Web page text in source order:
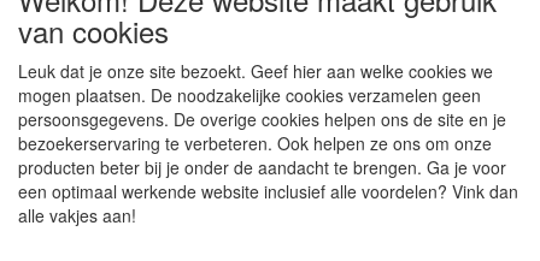
Geachte klant,
Zoals elk jaar zorgt de verlofperiode, naast een hoop
leveringsproblemen.
Sommige fabrikanten sluiten of werken met een
vakantiebezetting.
Bestellingen die vanaf +/- 15 juli geplaatst worden kunnen
hierdoor vertraging oplopen. Wanneer die voorradig is en alle
betalingsmodaliteiten zijn vervuld dan de bestelling verstuurd
worden. Indien deze nog terug moeten binnen komen dan is
van cookies
Leuk dat je onze site bezoekt. Geef hier aan welke cookies we
mogen plaatsen. De noodzakelijke cookies verzamelen geen
persoonsgegevens. De overige cookies helpen ons de site en je
bezoekerservaring te verbeteren. Ook helpen ze ons om onze
producten beter bij je onder de aandacht te brengen. Ga je voor
een optimaal werkende website inclusief alle voordelen? Vink dan
alle vakjes aan!